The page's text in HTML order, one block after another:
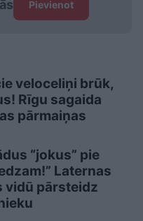
Pievienot
veloceliņi brūk,
Rīgu sagaida
pārmaiņas
“jokus” pie
Laternas
vidū pārsteidz